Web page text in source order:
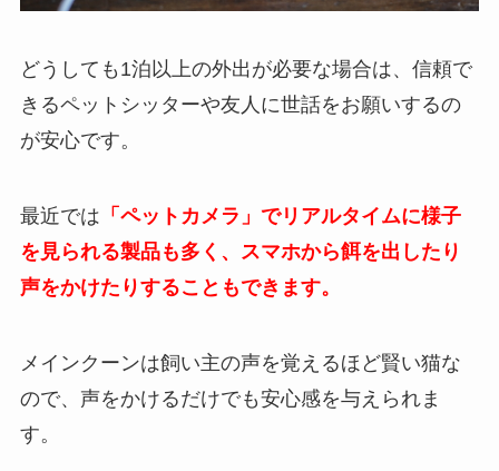
どうしても1泊以上の外出が必要な場合は、信頼で
きるペットシッターや友人に世話をお願いするの
が安心です。
最近では 「ペットカメラ」でリアルタイムに様子
を見られる製品も多く、スマホから餌を出したり
声をかけたりすることもできます。
メインクーンは飼い主の声を覚えるほど賢い猫な
ので、声をかけるだけでも安心感を与えられま
す。